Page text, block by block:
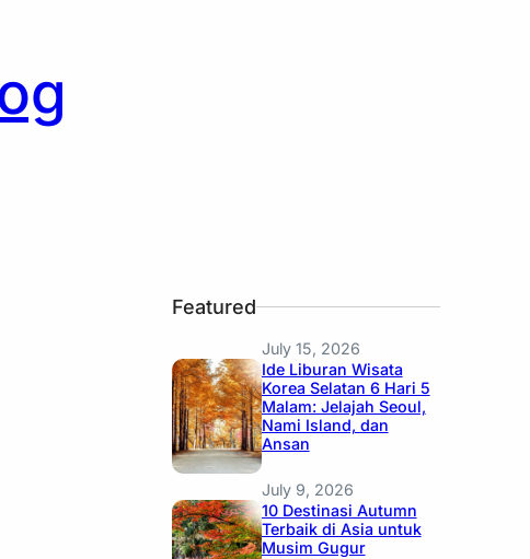
Featured
July 15, 2026
Ide Liburan Wisata
Korea Selatan 6 Hari 5
Malam: Jelajah Seoul,
Nami Island, dan
Ansan
July 9, 2026
10 Destinasi Autumn
Terbaik di Asia untuk
Musim Gugur